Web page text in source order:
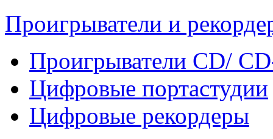
Проигрыватели и
Проигрыватели CD/
Цифровые портастудии
Цифровые рекордеры